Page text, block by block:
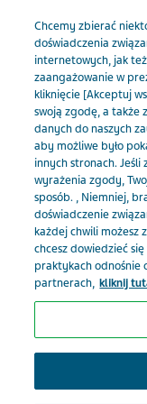
TevaMed PL
bólu
Wybierz
Chcemy zbierać
doświadczenia
internetowych, jak
zaangażowanie w
kliknięcie [Akceptuj
swoją zgodę, a także
danych do naszych
aby możliwe było
innych stronach.
wyrażenia zgody,
sposób. , Niemniej,
doświadczenie
każdej chwili możesz
chcesz dowiedzieć
praktykach odnośnie
partnerach, kliknij